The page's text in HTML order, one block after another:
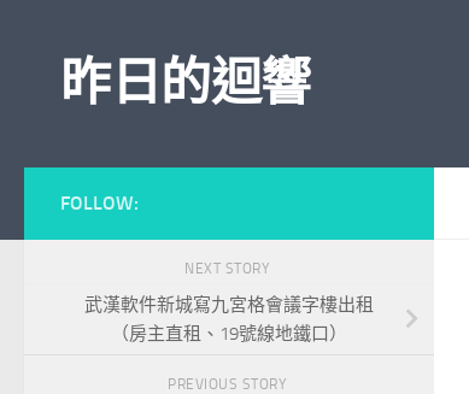
昨日的迴響
FOLLOW:
NEXT STORY
武漢軟件新城寫九宮格會議字樓出租
（房主直租、19號線地鐵口）
PREVIOUS STORY